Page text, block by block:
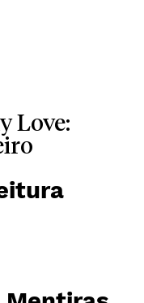
Love: